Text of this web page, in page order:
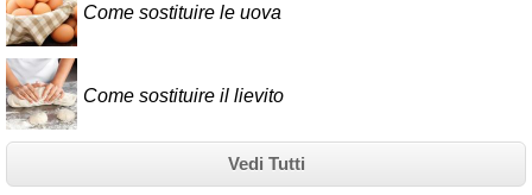
Come sostituire le uova
Come sostituire il lievito
Vedi Tutti